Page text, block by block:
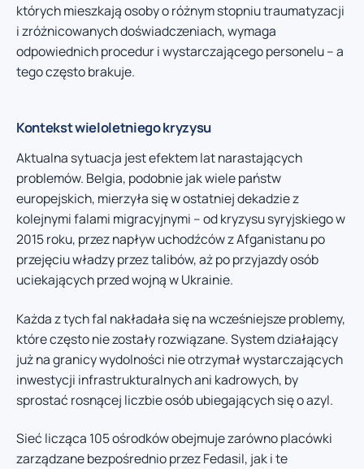
których mieszkają osoby o różnym stopniu traumatyzacji
i zróżnicowanych doświadczeniach, wymaga
odpowiednich procedur i wystarczającego personelu – a
tego często brakuje.
Kontekst wieloletniego kryzysu
Aktualna sytuacja jest efektem lat narastających
problemów. Belgia, podobnie jak wiele państw
europejskich, mierzyła się w ostatniej dekadzie z
kolejnymi falami migracyjnymi – od kryzysu syryjskiego w
2015 roku, przez napływ uchodźców z Afganistanu po
przejęciu władzy przez talibów, aż po przyjazdy osób
uciekających przed wojną w Ukrainie.
Każda z tych fal nakładała się na wcześniejsze problemy,
które często nie zostały rozwiązane. System działający
już na granicy wydolności nie otrzymał wystarczających
inwestycji infrastrukturalnych ani kadrowych, by
sprostać rosnącej liczbie osób ubiegających się o azyl.
Sieć licząca 105 ośrodków obejmuje zarówno placówki
zarządzane bezpośrednio przez Fedasil, jak i te